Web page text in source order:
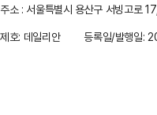
주소 : 서울특별시 용산구 서빙고로
제호: 데일리안
등록일/발행일: